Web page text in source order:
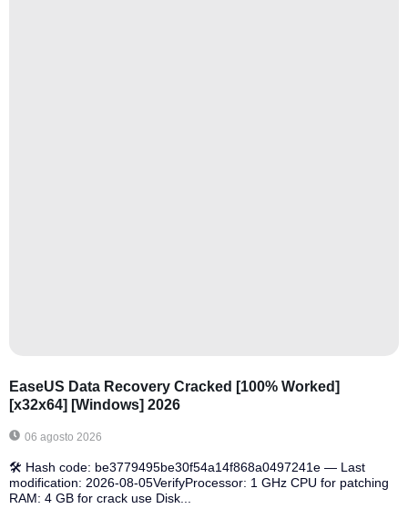
EaseUS Data Recovery Cracked [100% Worked]
[x32x64] [Windows] 2026
06 agosto 2026
🛠 Hash code: be3779495be30f54a14f868a0497241e — Last
modification: 2026-08-05VerifyProcessor: 1 GHz CPU for patching
RAM: 4 GB for crack use Disk...